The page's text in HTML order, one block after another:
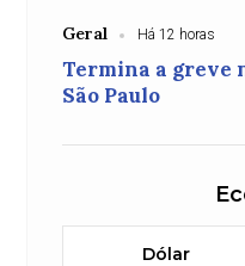
Geral Há 12 horas
Termina a greve
São Paulo
Dólar